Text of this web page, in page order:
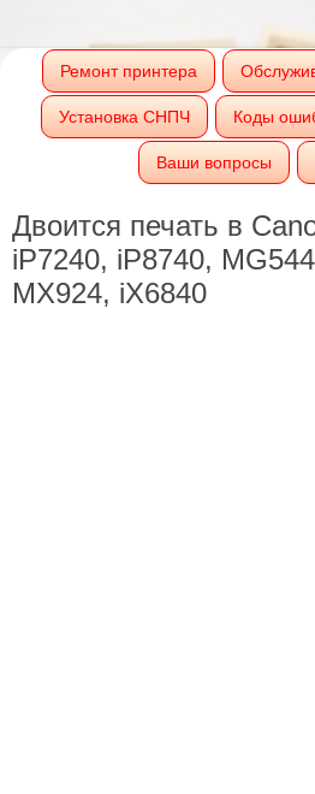
Ремонт принтера
Установка СНПЧ Коды
Ваши вопросы
Двоится печать в
iP7240, iP8740,
MX924, iX6840